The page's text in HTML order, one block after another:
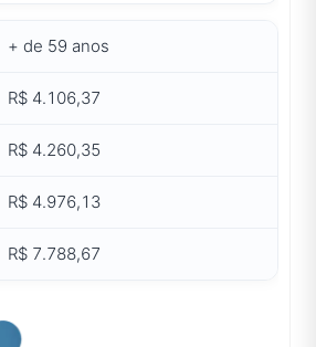
+ de 59 anos
R$ 4.106,37
R$ 4.260,35
R$ 4.976,13
R$ 7.788,67